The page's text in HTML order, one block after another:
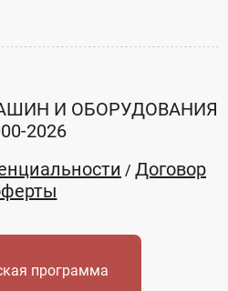
И ОБОРУДОВАНИЯ
2026
/ Договор
программа